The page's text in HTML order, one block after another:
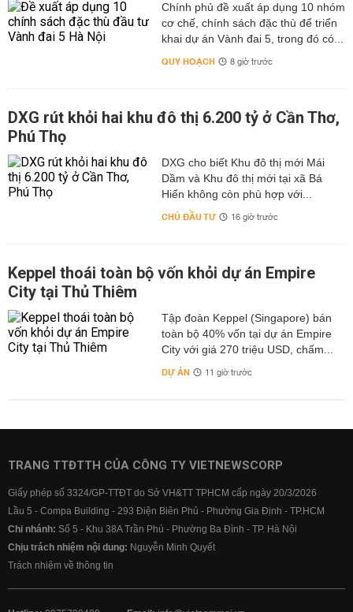
Chính phủ đề xuất áp dụng 10 nhóm
cơ chế, chính sách đặc thù để triển
khai dự án Vành đai 5, trong đó có...
QUY HOẠCH 8 giờ trước
DXG rút khỏi hai khu đô thị 6.200 tỷ ở Cần Thơ,
Phú Thọ
DXG cho biết Khu đô thị mới Mái
Dầm và Khu đô thị mới tại xã Bá
Hiến không còn phù hợp với...
CHỦ ĐẦU TƯ 16 giờ trước
Keppel thoái toàn bộ vốn khỏi dự án Empire
City tại Thủ Thiêm
Tập đoàn Keppel (Singapore) bán
toàn bộ 40% vốn tại dự án Empire
City với giá 270 triệu USD, chấm...
DỰ ÁN 11 giờ trước
TRANG TTĐTTH CỦA CÔNG TY VIETNEWSCORP
Giấy phép số 3324/GP-TTĐT do Sở VH&TT TPHCM cấp ngày 20/3/2026
Lầu 5 - Compa Building - 293 Điện Biên Phủ - Phường Gia Định - TP.HCM
Chi nhánh: Số 5 - Khu 38A Trần Phú - Phường Ba Đình - TP. Hà Nội
Chịu trách nhiệm nội dung: Nguyễn Minh Quyết
Trách nhiệm về thông tin